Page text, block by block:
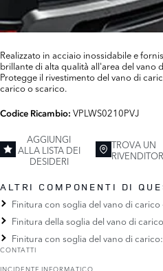
Realizzato in acciaio inossidabile e
brillante di alta qualità all'area del vano
Protegge il rivestimento del vano di
carico o scarico.
Codice Ricambio: VPLWS0210PVJ
AGGIUNGI
ALLA LISTA DEI
DESIDERI
TROVA UN
ALTRI COMPONENTI DI
Finitura con soglia del vano di carico
Finitura della soglia del vano di
Finitura con soglia del vano di
CONTATTI
INCIDENTE INFORMATICO